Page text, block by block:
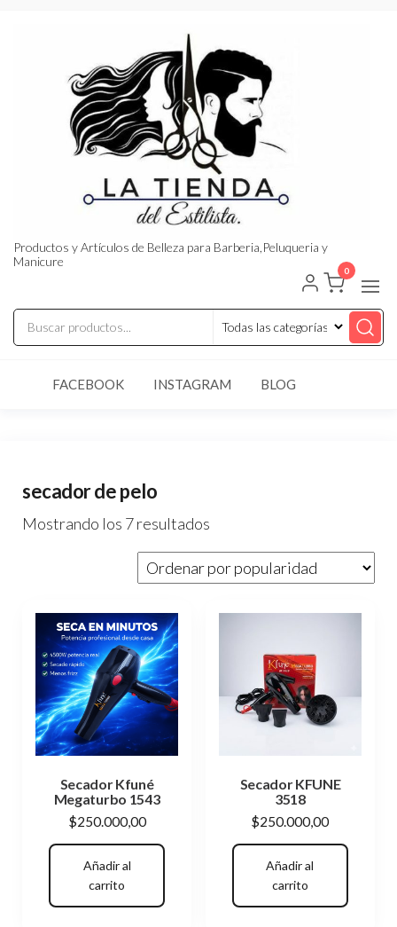
Productos y Artículos de Belleza para Barberia,Peluqueria y
Manicure
0
FACEBOOK INSTAGRAM BLOG
secador de pelo
Mostrando los 7 resultados
por
popularidad
Secador Kfuné
Megaturbo 1543
$250.000,00
Añadir al
carrito
Secador KFUNE
3518
$250.000,00
Añadir al
carrito